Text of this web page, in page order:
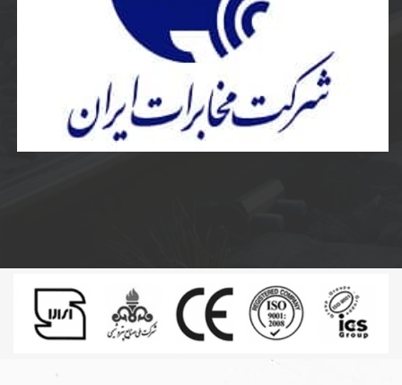
شرکت مخابرات ایران
ساخت و نصب مخزن کامپوزیت و پلی اتیلن و دریچه
مخابرات کامپوزیت به سفارش شرکت مخابرات ایران